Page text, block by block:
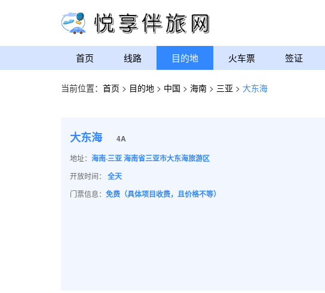
首页 线路 目的地 火车票 签证
当前位置： 首页 > 目的地 > 中国 > 海南 > 三亚 > 大东海
大东海 4A
地址： 海南·三亚 海南省三亚市大东海旅游区
开放时间： 全天
门票信息： 免费（具体项目收费，且价格不等）